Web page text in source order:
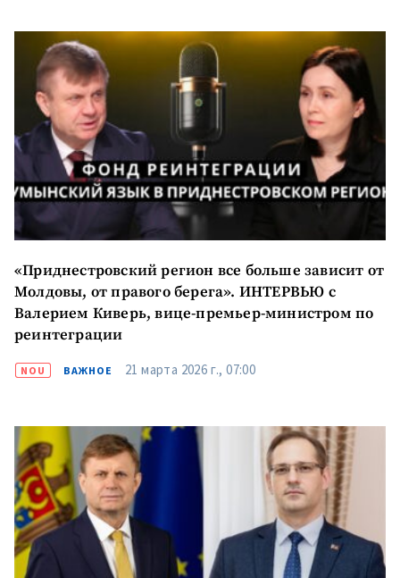
«Приднестровский регион все больше зависит от
Молдовы, от правого берега». ИНТЕРВЬЮ с
Валерием Киверь, вице-премьер-министром по
реинтеграции
NOU ВАЖНОЕ 21 марта 2026 г., 07:00